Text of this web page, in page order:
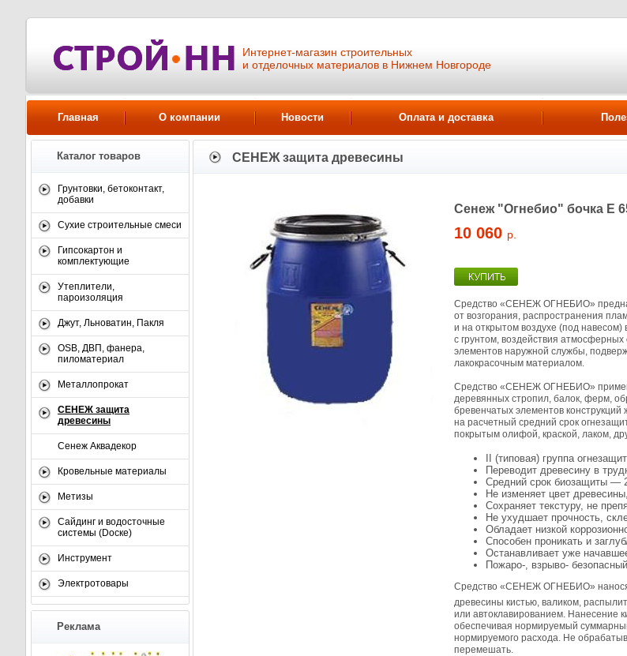
Интернет-магазин строительных
и отделочных материалов в Нижнем Новгороде
Главная О компании Новости Оплата и доставка
Каталог товаров
Грунтовки, бетоконтакт,
добавки
Сухие строительные смеси
Гипсокартон и
комплектующие
Утеплители,
пароизоляция
Джут, Льноватин, Пакля
OSB, ДВП, фанера,
пиломатериал
Металлопрокат
СЕНЕЖ защита
древесины
Сенеж Аквадекор
Кровельные материалы
Метизы
Сайдинг и водосточные
системы (Dоске)
Инструмент
Электротовары
Реклама
СЕНЕЖ защита древесины
Сенеж "Огнебио" бочка Е
10 060 р.
Средство «СЕНЕЖ ОГНЕБИО»
от возгорания, распространения
и на открытом воздухе (под навесом)
с грунтом, воздействия
элементов наружной службы,
лакокрасочным материалом.
Средство «СЕНЕЖ ОГНЕБИО»
деревянных стропил, балок, ферм,
бревенчатых элементов конструкций
на расчетный средний срок
покрытым олифой, краской, лаком,
II (типовая) группа
Переводит древесину в
Средний срок биозащиты —
Не изменяет цвет
Сохраняет текстуру, не
Не ухудшает прочность,
Обладает низкой
Способен проникать и
Останавливает уже
Пожаро-, взрыво-
Средство «СЕНЕЖ ОГНЕБИО»
древесины кистью, валиком,
или автоклавированием. Нанесение
обеспечивая нормируемый
нормируемого расхода. Не
перемешать.